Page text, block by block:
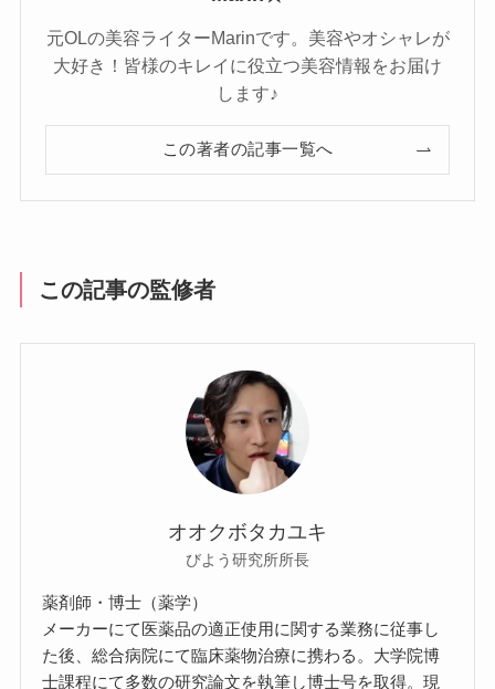
元OLの美容ライターMarinです。美容やオシャレが
大好き！皆様のキレイに役立つ美容情報をお届け
します♪
この著者の記事一覧へ
この記事の監修者
オオクボタカユキ
びよう研究所所長
薬剤師・博士（薬学）
メーカーにて医薬品の適正使用に関する業務に従事し
た後、総合病院にて臨床薬物治療に携わる。大学院博
士課程にて多数の研究論文を執筆し博士号を取得。現